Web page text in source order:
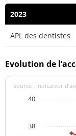
2023
APL des dentistes
Evolution de
Source : indicateur
38
40